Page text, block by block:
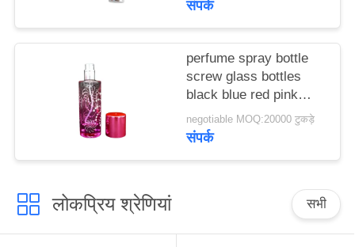
PRIVACY
POLICY
संपर्क
perfume spray bottle
screw glass bottles
black blue red pink
green cap plastic and
metal
negotiable MOQ:20000 टुकड़े
संपर्क
लोकप्रिय श्रेणियां सभी